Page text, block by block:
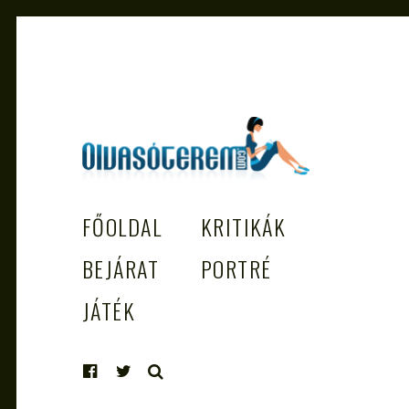
EGÉSZSÉGES OLVASÁS TÁMOGATÓJA
FŐOLDAL
KRITIKÁK
BEJÁRAT
PORTRÉ
JÁTÉK